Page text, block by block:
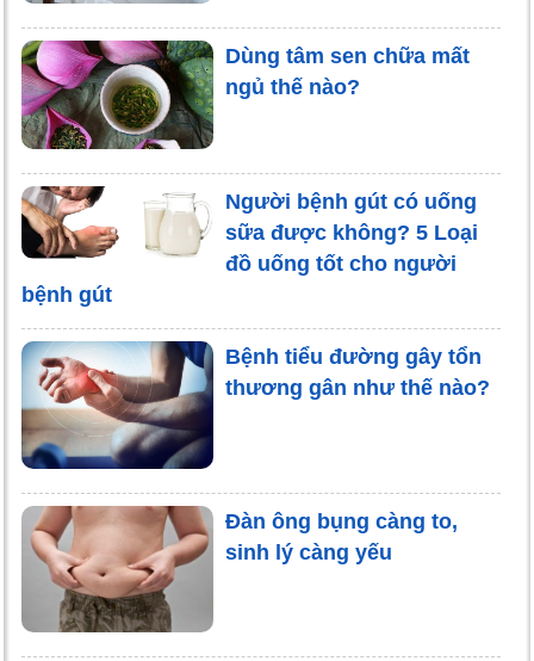
Dùng tâm sen chữa mất
ngủ thế nào?
Người bệnh gút có uống
sữa được không? 5 Loại
đồ uống tốt cho người
bệnh gút
Bệnh tiểu đường gây tổn
thương gân như thế nào?
Đàn ông bụng càng to,
sinh lý càng yếu